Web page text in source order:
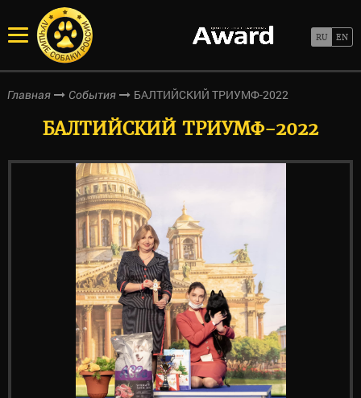
Главная События БАЛТИЙСКИЙ ТРИУМФ-2022
БАЛТИЙСКИЙ ТРИУМФ-2022